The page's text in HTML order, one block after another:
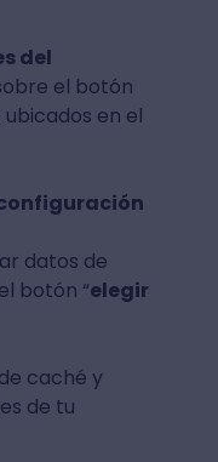
del
el botón
en el
datos de
botón “elegir
caché y
de tu